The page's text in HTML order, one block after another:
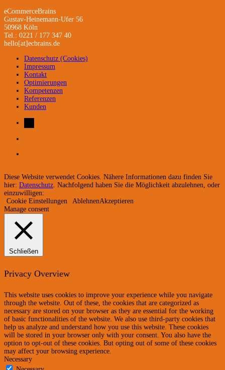
eCommerceBrains
Gustav-Heinemann-Ufer 56
50968 Köln
Tel.: 0221 / 177 347 40
hello[at]ecbrains.de
Datenschutz (Cookies)
Impressum
Kontakt
Optimierungen
Kompetenzen
Referenzen
Kunden
Diese Website verwendet Cookies. Nähere Informationen dazu finden Sie
hier: Datenschutz. Nachfolgend haben Sie die Möglichkeit abzulehnen, oder
einzuwilligen:
Cookie Einstellungen
AblehnenAkzeptieren
Manage consent
Schließen
Privacy Overview
This website uses cookies to improve your experience while you navigate
through the website. Out of these, the cookies that are categorized as
necessary are stored on your browser as they are essential for the working
of basic functionalities of the website. We also use third-party cookies that
help us analyze and understand how you use this website. These cookies
will be stored in your browser only with your consent. You also have the
option to opt-out of these cookies. But opting out of some of these cookies
may affect your browsing experience.
Necessary